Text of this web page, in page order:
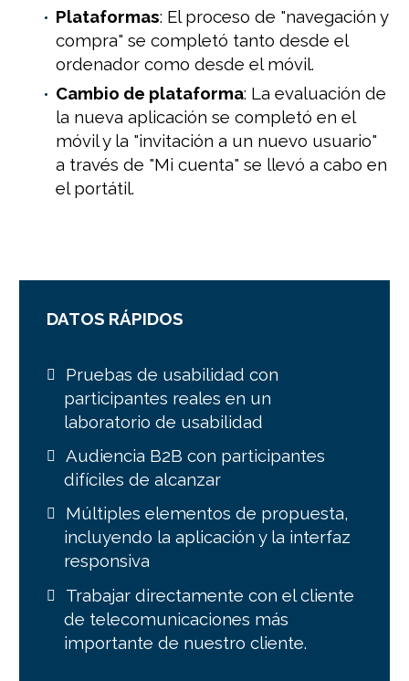
Plataformas: El proceso de "navegación y
compra" se completó tanto desde el
ordenador como desde el móvil.
Cambio de plataforma: La evaluación de
la nueva aplicación se completó en el
móvil y la "invitación a un nuevo usuario"
a través de "Mi cuenta" se llevó a cabo en
el portátil.
DATOS RÁPIDOS
Pruebas de usabilidad con
participantes reales en un
laboratorio de usabilidad
Audiencia B2B con participantes
difíciles de alcanzar
Múltiples elementos de propuesta,
incluyendo la aplicación y la interfaz
responsiva
Trabajar directamente con el cliente
de telecomunicaciones más
importante de nuestro cliente.